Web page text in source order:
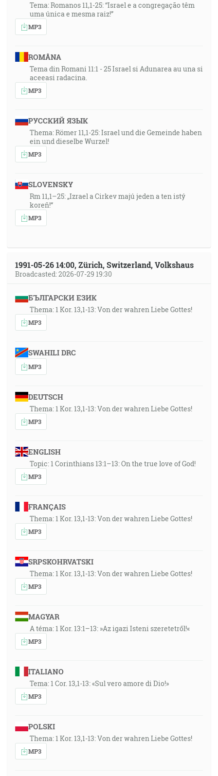
Tema: Romanos 11,1-25: “Israel e a congregação têm
uma única e mesma raiz!”
MP3
ROMÂNA
Tema din Romani 11:1 - 25 Israel si Adunarea au una si
aceeasi radacina.
MP3
РУССКИЙ ЯЗЫК
Thema: Römer 11,1-25: Israel und die Gemeinde haben
ein und dieselbe Wurzel!
MP3
SLOVENSKY
Rm 11,1–25: „Izrael a Cirkev majú jeden a ten istý
koreň!“
MP3
1991-05-26 14:00, Zürich, Switzerland, Volkshaus
Broadcasted: 2026-07-29 19:30
БЪЛГАРСКИ ЕЗИК
Thema: 1 Kor. 13,1-13: Von der wahren Liebe Gottes!
MP3
SWAHILI DRC
MP3
DEUTSCH
Thema: 1 Kor. 13,1-13: Von der wahren Liebe Gottes!
MP3
ENGLISH
Topic: 1 Corinthians 13:1–13: On the true love of God!
MP3
FRANÇAIS
Thema: 1 Kor. 13,1-13: Von der wahren Liebe Gottes!
MP3
SRPSKOHRVATSKI
Thema: 1 Kor. 13,1-13: Von der wahren Liebe Gottes!
MP3
MAGYAR
A téma: 1 Kor. 13:1–13: »Az igazi Isteni szeretetről!«
MP3
ITALIANO
Tema: 1 Cor. 13,1-13: «Sul vero amore di Dio!»
MP3
POLSKI
Thema: 1 Kor. 13,1-13: Von der wahren Liebe Gottes!
MP3